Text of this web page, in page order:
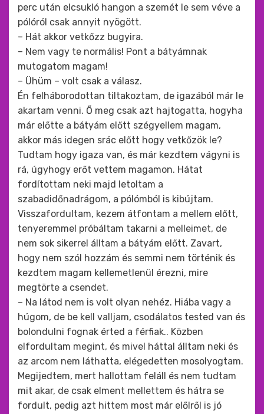
perc után elcsukló hangon a szemét le sem véve a
pólóról csak annyit nyögött.
– Hát akkor vetkőzz bugyira.
– Nem vagy te normális! Pont a bátyámnak
mutogatom magam!
– Ühüm – volt csak a válasz.
Én felháborodottan tiltakoztam, de igazából már le
akartam venni. Ő meg csak azt hajtogatta, hogyha
már előtte a bátyám előtt szégyellem magam,
akkor más idegen srác előtt hogy vetkőzök le?
Tudtam hogy igaza van, és már kezdtem vágyni is
rá, úgyhogy erőt vettem magamon. Hátat
fordítottam neki majd letoltam a
szabadidőnadrágom, a pólómból is kibújtam.
Visszafordultam, kezem átfontam a mellem előtt,
tenyeremmel próbáltam takarni a melleimet, de
nem sok sikerrel álltam a bátyám előtt. Zavart,
hogy nem szól hozzám és semmi nem történik és
kezdtem magam kellemetlenül érezni, mire
megtörte a csendet.
– Na látod nem is volt olyan nehéz. Hiába vagy a
húgom, de be kell valljam, csodálatos tested van és
bolondulni fognak érted a férfiak.. Közben
elfordultam megint, és mivel háttal álltam neki és
az arcom nem láthatta, elégedetten mosolyogtam.
Megijedtem, mert hallottam feláll és nem tudtam
mit akar, de csak elment mellettem és hátra se
fordult, pedig azt hittem most már előlről is jó